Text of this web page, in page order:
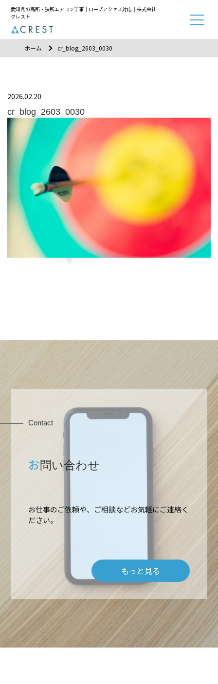
愛知県の高所・狭所エアコン工事｜ロープアクセス対応｜株式会社
クレスト
ホーム
高所作業・ロープアクセス
難所・高所・狭所エアコン工事
ルームエアコン取付 台数口
施工実績
会社概要
ホーム cr_blog_2603_0030
2026.02.20
cr_blog_2603_0030
Contact
お問い合わせ
お仕事のご依頼や、ご相談などお気軽にご連絡く
ださい。
もっと見る